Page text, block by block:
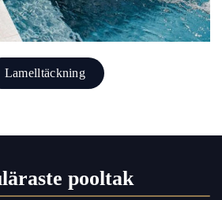
Lamelltäckning
pooltak